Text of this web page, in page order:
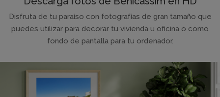
Disfruta de tu paraíso con fotografías de gran tamaño que
puedes utilizar para decorar tu vivienda u oficina o como
fondo de pantalla para tu ordenador.